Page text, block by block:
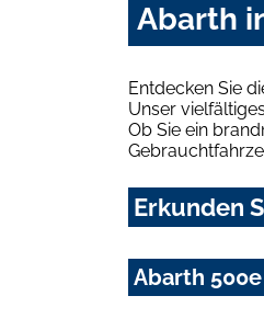
Abarth
Entdecken Sie
Unser
Ob Sie ein
Erkunden
Abarth 500e